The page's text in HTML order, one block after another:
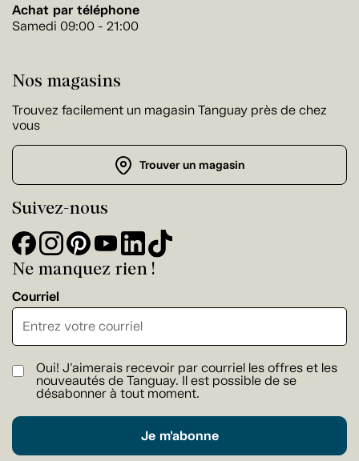
Achat par téléphone
Samedi 09:00 - 21:00
Nos magasins
Trouvez facilement un magasin Tanguay près de chez
vous
Trouver un magasin
Suivez-nous
Ne manquez rien !
Courriel
Oui! J'aimerais recevoir par courriel les offres et les
nouveautés de Tanguay. Il est possible de se
désabonner à tout moment.
Je m'abonne